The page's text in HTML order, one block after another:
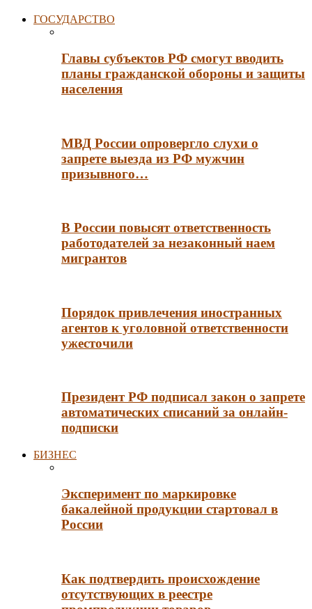
ГОСУДАРСТВО
Главы субъектов РФ смогут вводить
планы гражданской обороны и защиты
населения
МВД России опровергло слухи о
запрете выезда из РФ мужчин
призывного…
В России повысят ответственность
работодателей за незаконный наем
мигрантов
Порядок привлечения иностранных
агентов к уголовной ответственности
ужесточили
Президент РФ подписал закон о запрете
автоматических списаний за онлайн-
подписки
БИЗНЕС
Эксперимент по маркировке
бакалейной продукции стартовал в
России
Как подтвердить происхождение
отсутствующих в реестре